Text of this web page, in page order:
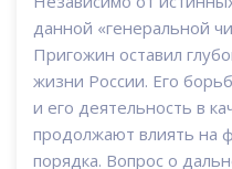
данной «генеральной
Пригожин оставил
жизни России. Его
и его деятельность в
продолжают влиять на
порядка. Вопрос о